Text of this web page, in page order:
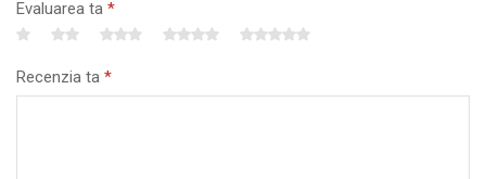
Evaluarea ta *
Recenzia ta *